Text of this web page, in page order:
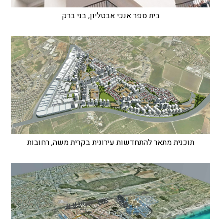
בית ספר אנכי אבטליון, בני ברק
תוכנית מתאר להתחדשות עירונית בקרית משה, רחובות